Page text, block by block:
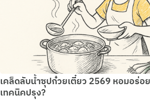
เคล็ดลับน้ำซุปก๋วยเตี๋ยว 2569 หอมอร่
เทคนิคปรุง?